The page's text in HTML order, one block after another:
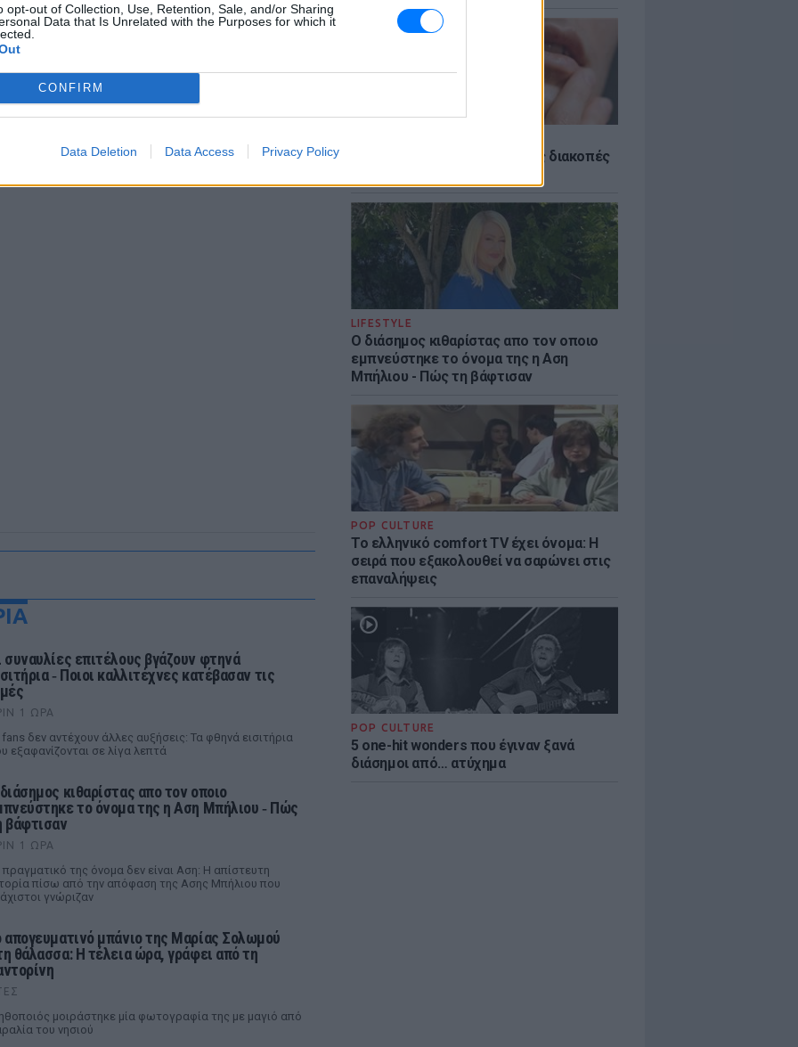
opt-out of Collection, Use, Retention, Sale, and/or Sharing
Data that Is Unrelated with the Purposes for which it
CONFIRM
Data Deletion Data Access Privacy Policy
Γιατί γεμίζουμε σπυράκια στις διακοπές
LIFESTYLE
Ο διάσημος κιθαρίστας απο τον οποιο
εμπνεύστηκε το όνομα της η Αση
Μπήλιου - Πώς τη βάφτισαν
POP CULTURE
Το ελληνικό comfort TV έχει όνομα: Η
σειρά που εξακολουθεί να σαρώνει στις
επαναλήψεις
POP CULTURE
5 one-hit wonders που έγιναν ξανά
διάσημοι από… ατύχημα
για
και στο Instagram
συναυλίες επιτέλους βγάζουν φτηνά
‑ Ποιοι καλλιτέχνες κατέβασαν τις
1 ΏΡΑ
fans δεν αντέχουν άλλες αυξήσεις: Τα φθηνά εισιτήρια
εξαφανίζονται σε λίγα λεπτά
κιθαρίστας απο τον οποιο
το όνομα της η Αση Μπήλιου ‑ Πώς
βάφτισαν
1 ΏΡΑ
πραγματικό της όνομα δεν είναι Αση: Η απίστευτη
πίσω από την απόφαση της Ασης Μπήλιου που
γνώριζαν
απογευματινό μπάνιο της Μαρίας Σολωμού
θάλασσα: Η τέλεια ώρα, γράφει από τη
μοιράστηκε μία φωτογραφία της με μαγιό από
του νησιού